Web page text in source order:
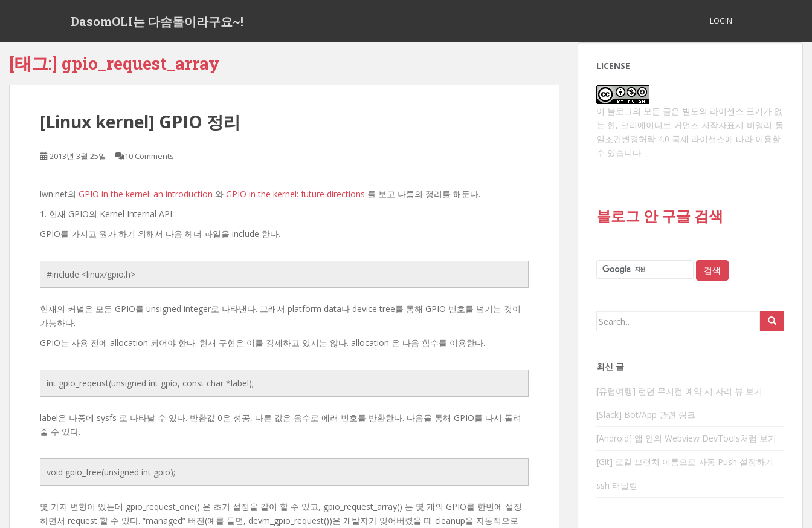
DasomOLI는 다솜돌이라구요~! LOGIN
[태그:] gpio_request_array
[Linux kernel] GPIO 정리
2013년 3월 25일 10 Comments
lwn.net의 GPIO in the kernel: an introduction 와 GPIO in the kernel: future directions 를 보고 나름의 정리를 해둔다.
1. 현재 GPIO의 Kernel Internal API
GPIO를 가지고 뭔가 하기 위해서 다음 헤더 파일을 include 한다.
#include <linux/gpio.h>
현재의 커널은 모든 GPIO를 unsigned integer로 나타낸다. 그래서 platform data나 device tree를 통해 GPIO 번호를 넘기는 것이
가능하다.
GPIO는 사용 전에 allocation 되어야 한다. 현재 구현은 이를 강제하고 있지는 않다. allocation 은 다음 함수를 이용한다.
int gpio_reqeust(unsigned int gpio, const char *label);
label은 나중에 sysfs 로 나타날 수 있다. 반환값 0은 성공, 다른 값은 음수로 에러 번호를 반환한다. 다음을 통해 GPIO를 다시 돌려
줄 수 있다.
void gpio_free(unsigned int gpio);
몇 가지 변형이 있는데 gpio_request_one() 은 초기 설정을 같이 할 수 있고, gpio_request_array() 는 몇 개의 GPIO를 한번에 설정
하면서 request 할 수 있다. “managed” 버전(예를 들면, devm_gpio_request())은 개발자가 잊어버렸을 때 cleanup을 자동적으로
LICENSE
이 블로그의 모든 글은 별도의 라이센스 표기가 없
는 한, 크리에이티브 커먼즈 저작자표시-비영리-동
일조건변경허락 4.0 국제 라이선스에 따라 이용할
수 있습니다.
블로그 안 구글 검색
Search
최신 글
[유럽여행] 런던 뮤지컬 예약 시 자리 뷰 보기
[Slack] Bot/App 관련 링크
[Android] 앱 안의 Webview DevTools처럼 보기
[Git] 로컬 브랜치 이름으로 자동 Push 설정하기
ssh 터널링